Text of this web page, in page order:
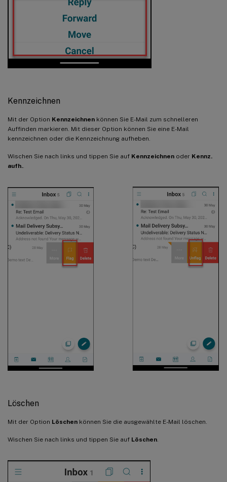
Kennzeichnen
Mit der Option Kennzeichnen können Sie E-Mail zum schnelleren
Auffinden markieren. Mit dieser Option können Sie eine E-Mail
kennzeichnen oder die Kennzeichnung aufheben.
Wischen Sie nach links und tippen Sie auf Kennzeichnen oder Kennz.
aufh.
Löschen
Mit der Option Löschen können Sie die ausgewählte E-Mail löschen.
Wischen Sie nach links und tippen Sie auf Löschen.